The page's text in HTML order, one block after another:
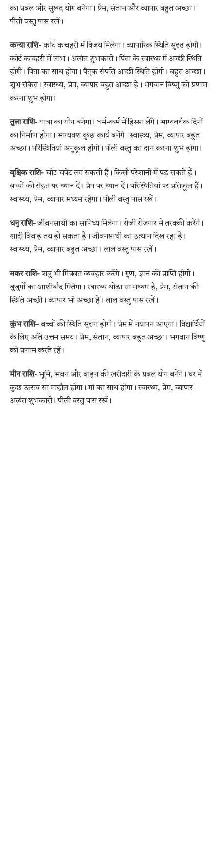
का प्रबल और सुखद योग बनेगा। प्रेम, संतान और व्यापार बहुत अच्छा।
पीली वस्तु पास रखें।
कन्या राशि-कोर्ट कचहरी में विजय मिलेगा। व्यापारिक स्थिति सुदृढ होगी।
कोर्ट कचहरी में लाभ। अत्यंत शुभकारी। पिता के स्वास्थ्य में अच्छी स्थिति
होगी। पिता का साथ होगा। पैतृक संपत्ति अच्छी स्थिति होगी। बहुत अच्छा।
शुभ संकेत। स्वास्थ्य, प्रेम, व्यापार बहुत अच्छा है। भगवान विष्णु को प्रणाम
करना शुभ होगा।
तुला राशि-यात्रा का योग बनेगा। धर्म-कर्म में हिस्सा लेंगे। भाग्यवर्धक दिनों
का निर्माण होगा। भाग्यवश कुछ कार्य बनेंगे। स्वास्थ्य, प्रेम, व्यापार बहुत
अच्छा। परिस्थितियां अनुकूल होंगी। पीली वस्तु का दान करना शुभ होगा।
वृश्चिक राशि- चोट चपेट लग सकती है। किसी परेशानी में पड़ सकते हैं।
बच्चों की सेहत पर ध्यान दें। प्रेम पर ध्यान दें। परिस्थितियां पर प्रतिकूल हैं।
स्वास्थ्य, प्रेम, व्यापार मध्यम रहेगा। पीली वस्तु पास रखें।
धनु राशि-जीवनसाथी का सानिध्य मिलेगा। रोजी रोजगार में तरक्की करेंगे।
शादी विवाह तय हो सकता है। जीवनसाथी का उत्थान दिख रहा है।
स्वास्थ्य, प्रेम, व्यापार बहुत अच्छा। लाल वस्तु पास रखें।
मकर राशि- शत्रु भी मित्रवत व्यवहार करेंगे। गुण, ज्ञान की प्राप्ति होगी।
बुजुर्गों का आशीर्वाद मिलेगा। स्वास्थ्य थोड़ा सा मध्यम है, प्रेम, संतान की
स्थिति अच्छी। व्यापार भी अच्छा है। लाल वस्तु पास रखें।
कुंभ राशि– बच्चों की स्थिति सुदृण होगी। प्रेम में नयापन आएगा। विद्यार्थियों
के लिए अति उत्तम समय। प्रेम, संतान, व्यापार बहुत अच्छा। भगवान विष्णु
को प्रणाम करते रहें।
मीन राशि- भूमि, भवन और वाहन की खरीदारी के प्रबल योग बनेंगे। घर में
कुछ उत्सव सा माहौल होगा। मां का साथ होगा। स्वास्थ्य, प्रेम, व्यापार
अत्यंत शुभकारी। पीली वस्तु पास रखें।